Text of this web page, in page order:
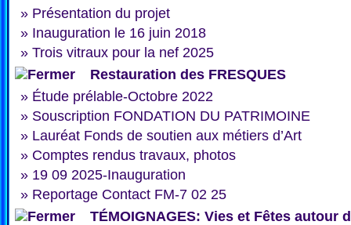
» Présentation du projet
» Inauguration le 16 juin 2018
» Trois vitraux pour la nef 2025
Restauration des FRESQUES
» Étude prélable-Octobre 2022
» Souscription FONDATION DU PATRIMOINE
» Lauréat Fonds de soutien aux métiers d’Art
» Comptes rendus travaux, photos
» 19 09 2025-Inauguration
» Reportage Contact FM-7 02 25
TÉMOIGNAGES: Vies et Fêtes autour